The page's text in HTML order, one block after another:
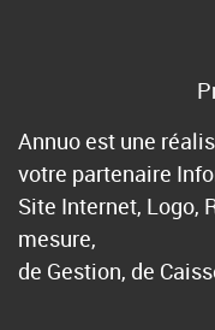
Annuo est une
votre partenaire
Site Internet, Logo,
mesure,
de Gestion, de